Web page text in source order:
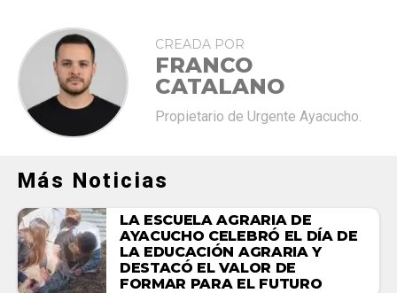
CREADA POR
FRANCO
CATALANO
Propietario de Urgente Ayacucho.
Más Noticias
LA ESCUELA AGRARIA DE
AYACUCHO CELEBRÓ EL DÍA DE
LA EDUCACIÓN AGRARIA Y
DESTACÓ EL VALOR DE
FORMAR PARA EL FUTURO